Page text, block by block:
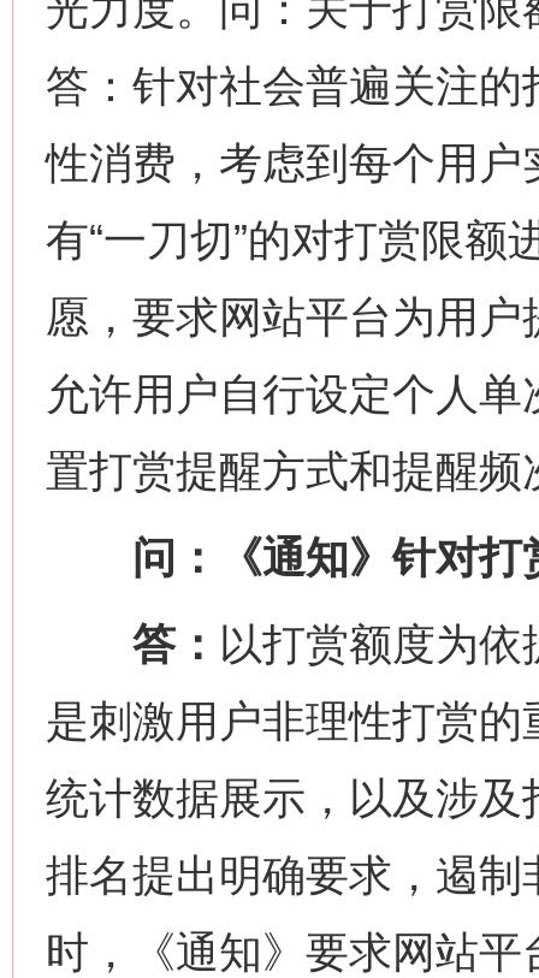
答：针对社会普遍关注
性消费，考虑到每个用
有“一刀切”的对打赏限额
愿，要求网站平台为用
允许用户自行设定个人
置打赏提醒方式和提醒
问：《通知》针对打
答： 以打赏额度为
是刺激用户非理性打赏
统计数据展示，以及涉
排名提出明确要求，遏
时，《通知》要求网站